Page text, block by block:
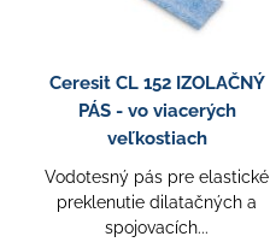
Ceresit CL 152 IZOLAČNÝ
PÁS - vo viacerých
veľkostiach
Vodotesný pás pre elastické
preklenutie dilatačných a
spojovacích...